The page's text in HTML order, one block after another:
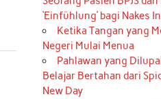
‘Einfühlung’ bagi Nakes
Ketika Tangan yang
Negeri Mulai Menua
Pahlawan yang
Belajar Bertahan dari
New Day